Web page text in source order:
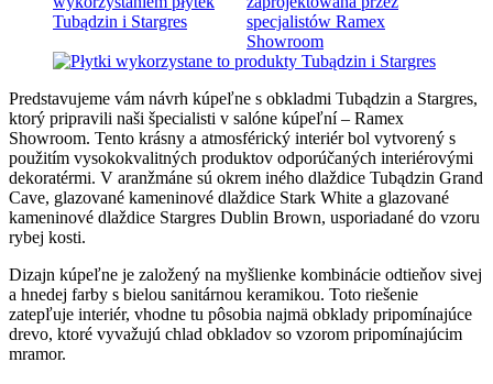
Predstavujeme vám návrh kúpeľne s obkladmi Tubądzin a Stargres,
ktorý pripravili naši špecialisti v salóne kúpeľní – Ramex
Showroom. Tento krásny a atmosférický interiér bol vytvorený s
použitím vysokokvalitných produktov odporúčaných interiérovými
dekoratérmi. V aranžmáne sú okrem iného dlaždice Tubądzin Grand
Cave, glazované kameninové dlaždice Stark White a glazované
kameninové dlaždice Stargres Dublin Brown, usporiadané do vzoru
rybej kosti.
Dizajn kúpeľne je založený na myšlienke kombinácie odtieňov sivej
a hnedej farby s bielou sanitárnou keramikou. Toto riešenie
zatepľuje interiér, vhodne tu pôsobia najmä obklady pripomínajúce
drevo, ktoré vyvažujú chlad obkladov so vzorom pripomínajúcim
mramor.